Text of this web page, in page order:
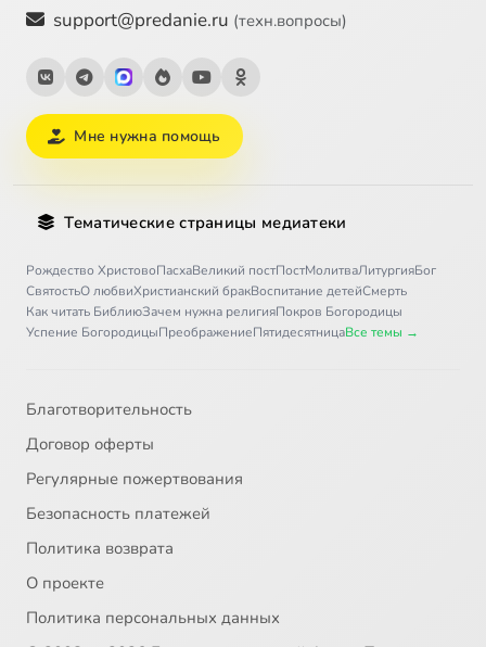
support@predanie.ru (техн.вопросы)
Мне нужна помощь
Тематические страницы медиатеки
Рождество ХристовоПасхаВеликий постПостМолитваЛитургияБог
СвятостьО любвиХристианский бракВоспитание детейСмерть
Как читать БиблиюЗачем нужна религияПокров Богородицы
Успение БогородицыПреображениеПятидесятницаВсе темы →
Благотворительность
Договор оферты
Регулярные пожертвования
Безопасность платежей
Политика возврата
О проекте
Политика персональных данных